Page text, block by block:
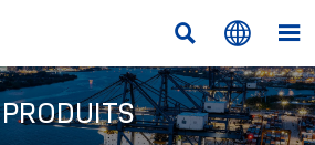
  
PRODUITS